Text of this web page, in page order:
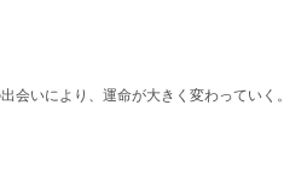
会いにより、運命が大きく変わっていく。